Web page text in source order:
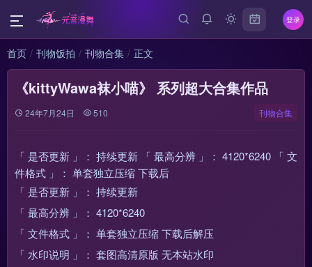
登录
首页 刊物饭拍 刊物合集 正文
《kittyWawa袜小喵》 系列超大合集作品
24年7月24日 510 刊物合集
「 是否更新 」： 持续更新 「 最高分辨 」： 4120*6240 「 文
件格式 」： 单套独立压缩 下载后
「 是否更新 」： 持续更新
「 最高分辨 」： 4120*6240
「 文件格式 」： 单套独立压缩 下载后解压
「 水印说明 」： 套图高清原版 无本站水印